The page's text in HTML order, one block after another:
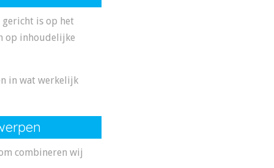
is op het
op inhoudelijke
in wat werkelijk
combineren wij